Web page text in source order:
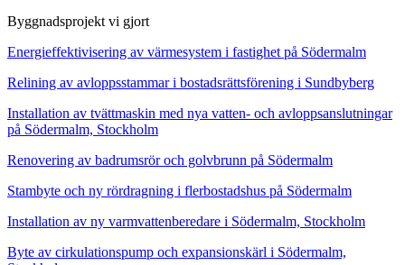
Byggnadsprojekt vi gjort
Energieffektivisering av värmesystem i fastighet på Södermalm
Relining av avloppsstammar i bostadsrättsförening i Sundbyberg
Installation av tvättmaskin med nya vatten- och avloppsanslutningar
på Södermalm, Stockholm
Renovering av badrumsrör och golvbrunn på Södermalm
Stambyte och ny rördragning i flerbostadshus på Södermalm
Installation av ny varmvattenberedare i Södermalm, Stockholm
Byte av cirkulationspump och expansionskärl i Södermalm,